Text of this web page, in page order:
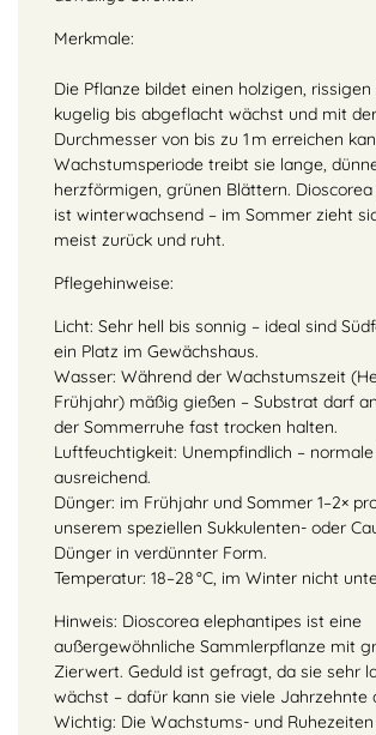
Merkmale:
Die Pflanze bildet einen holzigen, rissigen
kugelig bis abgeflacht wächst und mit
Durchmesser von bis zu 1 m erreichen
Wachstumsperiode treibt sie lange,
herzförmigen, grünen Blättern.
ist winterwachsend – im Sommer zieht
meist zurück und ruht.
Pflegehinweise:
Licht: Sehr hell bis sonnig – ideal sind
ein Platz im Gewächshaus.
Wasser: Während der Wachstumszeit
Frühjahr) mäßig gießen – Substrat darf
der Sommerruhe fast trocken halten.
Luftfeuchtigkeit: Unempfindlich –
ausreichend.
Dünger: im Frühjahr und Sommer 1–2×
unserem speziellen Sukkulenten- oder
Dünger in verdünnter Form.
Temperatur: 18–28 °C, im Winter nicht
Hinweis: Dioscorea elephantipes ist eine
außergewöhnliche Sammlerpflanze mit
Zierwert. Geduld ist gefragt, da sie sehr
wächst – dafür kann sie viele Jahrzehnte
Wichtig: Die Wachstums- und